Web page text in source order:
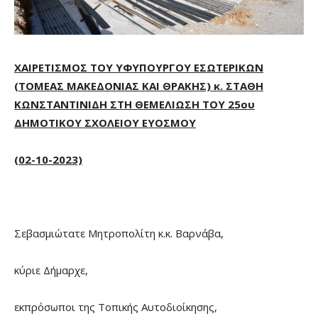
ΧΑΙΡΕΤΙΣΜΟΣ ΤΟΥ ΥΦΥΠΟΥΡΓΟΥ ΕΣΩΤΕΡΙΚΩΝ
(ΤΟΜΕΑΣ ΜΑΚΕΔΟΝΙΑΣ ΚΑΙ ΘΡΑΚΗΣ) κ. ΣΤΑΘΗ
ΚΩΝΣΤΑΝΤΙΝΙΔΗ ΣΤΗ ΘΕΜΕΛΙΩΣΗ ΤΟΥ 25ου
ΔΗΜΟΤΙΚΟΥ ΣΧΟΛΕΙΟΥ ΕΥΟΣΜΟΥ
(02-10-2023)
Σεβασμιώτατε Μητροπολίτη κ.κ. Βαρνάβα,
κύριε Δήμαρχε,
εκπρόσωποι της Τοπικής Αυτοδιοίκησης,